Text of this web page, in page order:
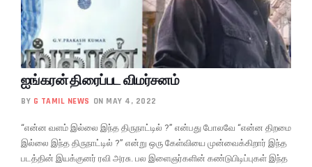
ஐங்கரன் திரைப்பட விமர்சனம்
BY G TAMIL NEWS ON MAY 4, 2022
“என்ன வளம் இல்லை இந்த திருநாட்டில் ?” என்பது போலவே “என்ன திறமை
இல்லை இந்த திருநாட்டில் ?” என்று ஒரு கேள்வியை முன்வைக்கிறார் இந்த
படத்தின் இயக்குனர் ரவி அரசு. பல இளைஞர்களின் கண்டுபிடிப்புகள் இந்த